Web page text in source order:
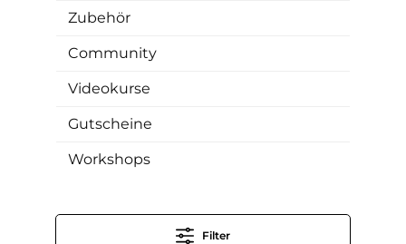
Zubehör
Community
Videokurse
Gutscheine
Workshops
Filter